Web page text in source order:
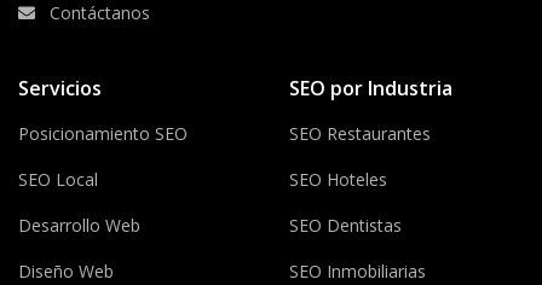
Contáctanos
Servicios
Posicionamiento SEO
SEO Local
Desarrollo Web
Diseño Web
SEO por Industria
SEO Restaurantes
SEO Hoteles
SEO Dentistas
SEO Inmobiliarias